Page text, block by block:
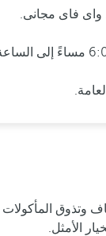
واى فاى مجانى.
وتذوق
الأمثل.